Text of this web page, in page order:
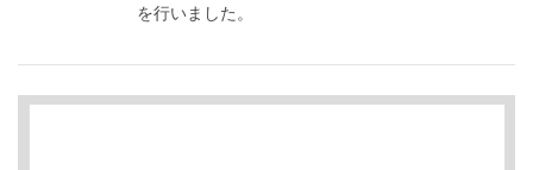
を行いました。